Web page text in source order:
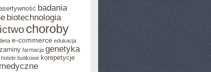
badania
biotechnologia
choroby
e-commerce edukacja
farmacja genetyka
hotele butikowe korepetycje